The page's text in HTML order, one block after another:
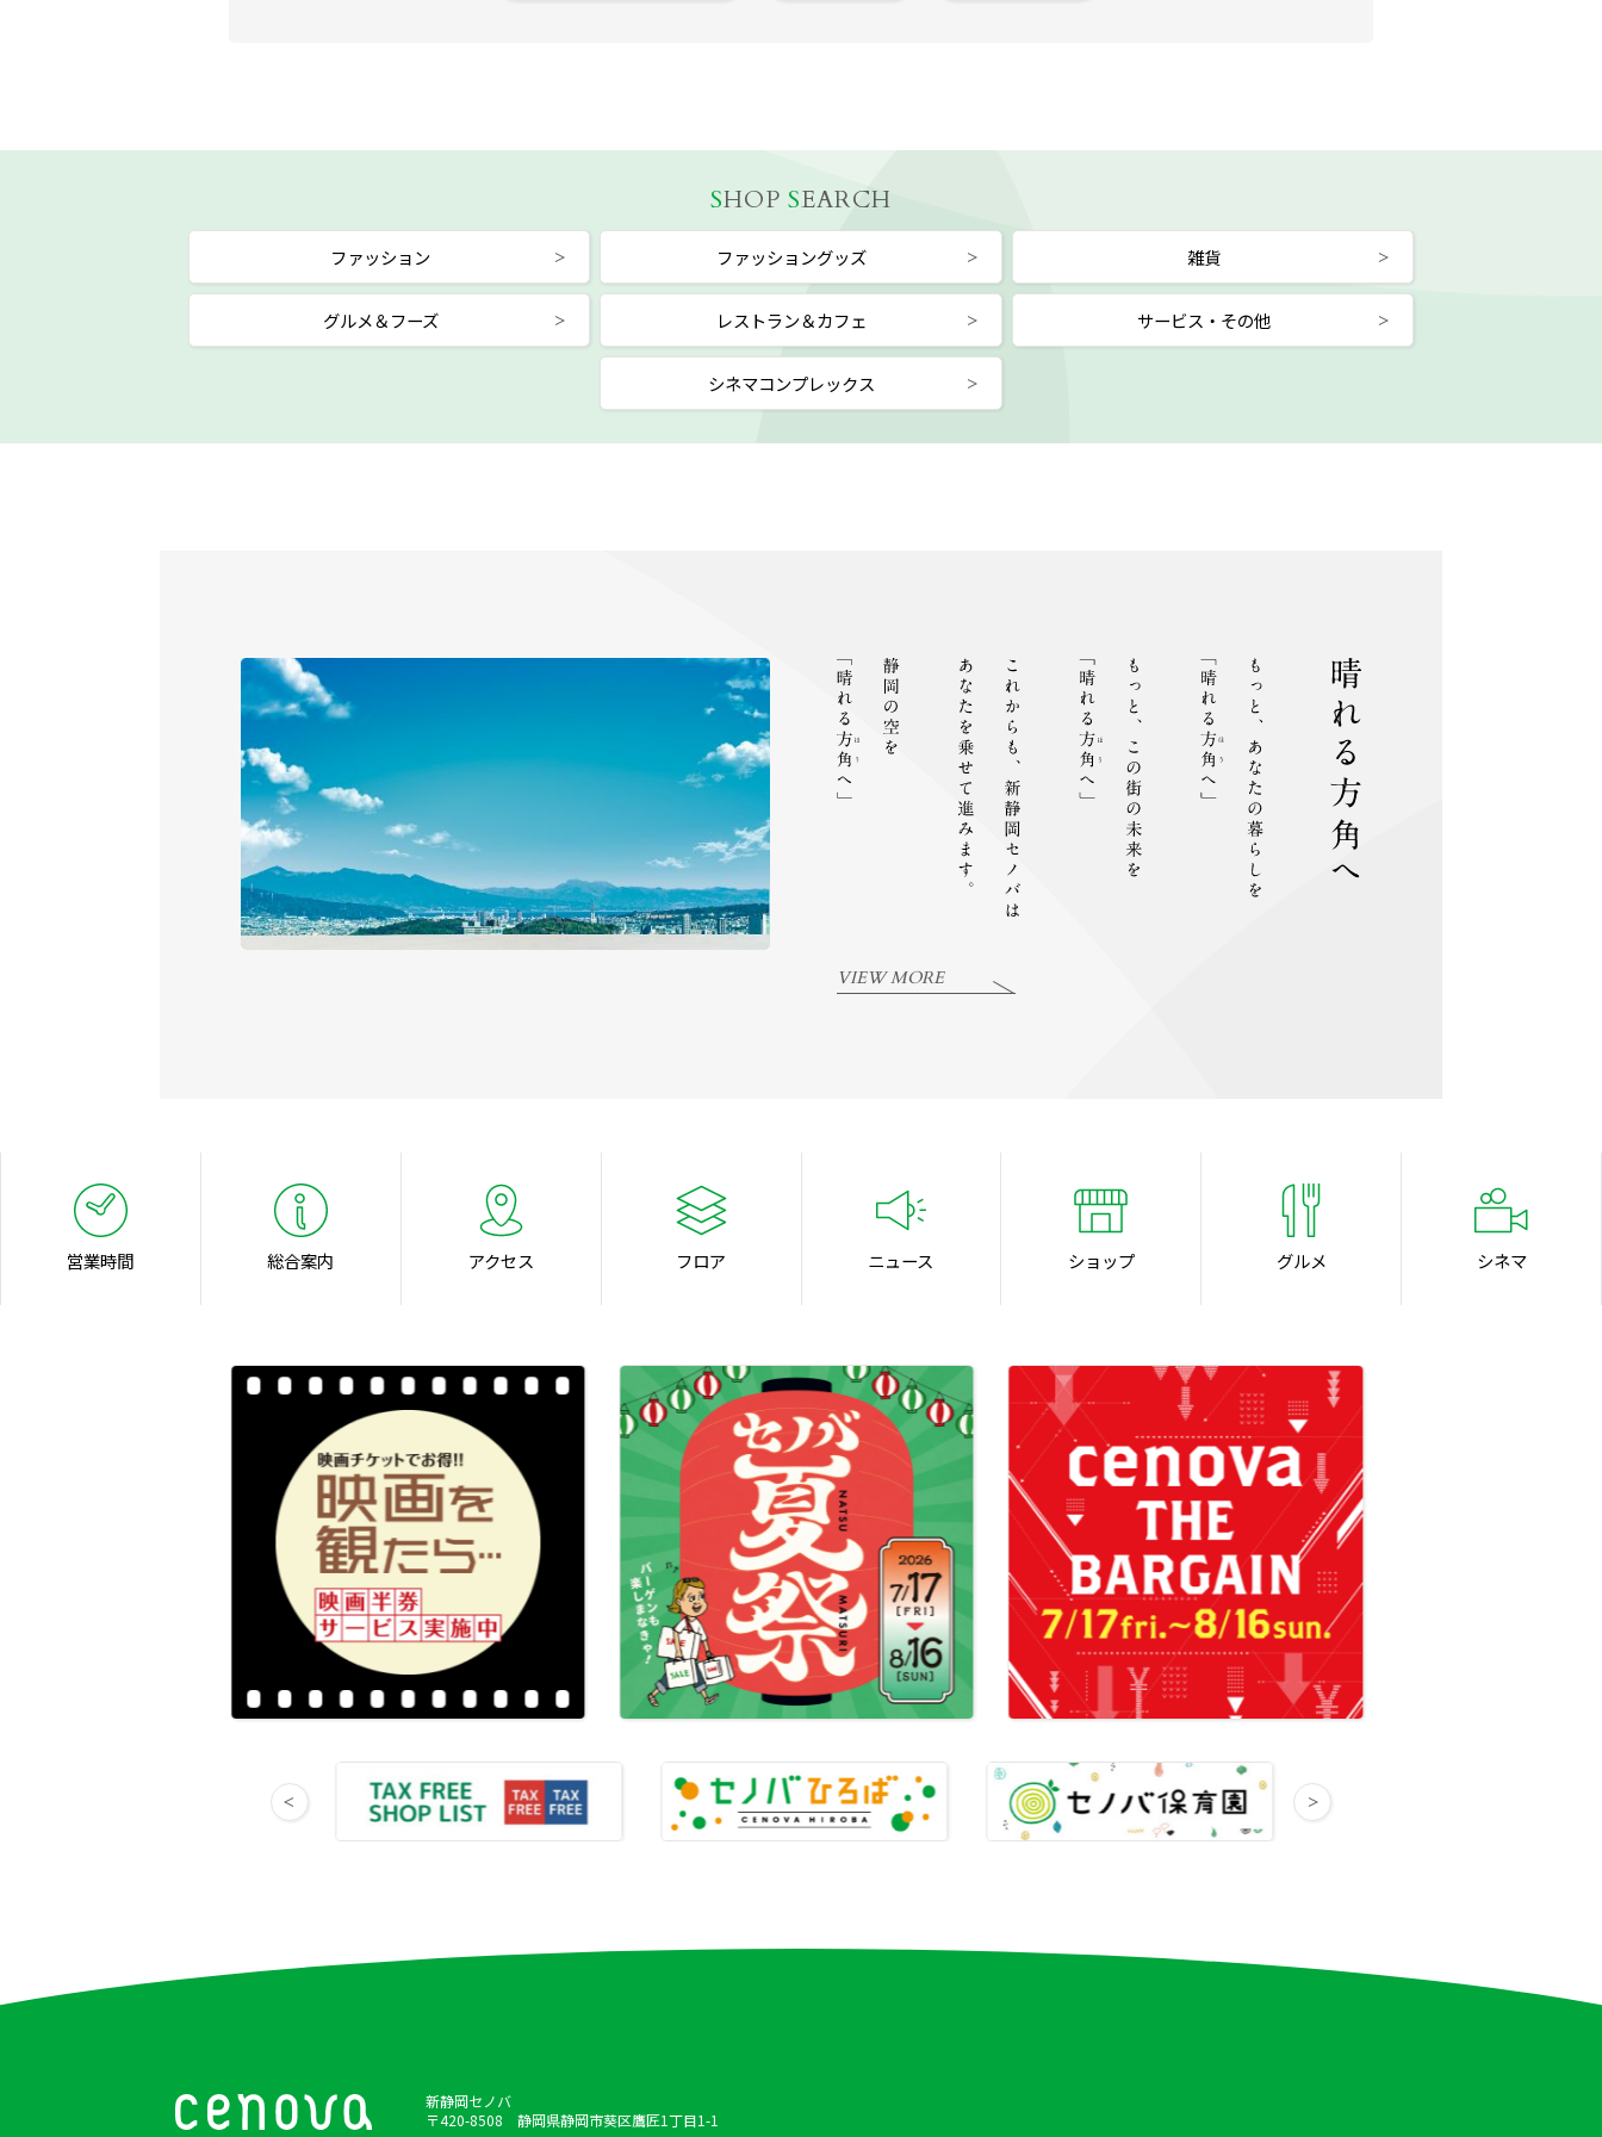
SHOP SEARCH
ファッション ファッショングッズ 雑貨
グルメ＆フーズ レストラン＆カフェ サービス・その他
シネマコンプレックス
VIEW MORE
営業時間 総合案内 アクセス フロア ニュース ショップ グルメ シネマ
新静岡セノバ
〒420-8508 静岡県静岡市葵区鷹匠1丁目1-1